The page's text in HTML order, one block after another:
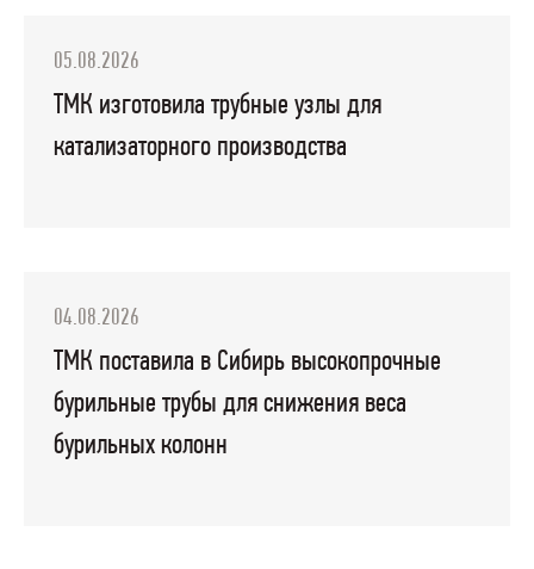
05.08.2026
ТМК изготовила трубные узлы для
катализаторного производства
04.08.2026
ТМК поставила в Сибирь высокопрочные
бурильные трубы для снижения веса
бурильных колонн